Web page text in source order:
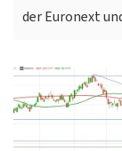
der Euronext